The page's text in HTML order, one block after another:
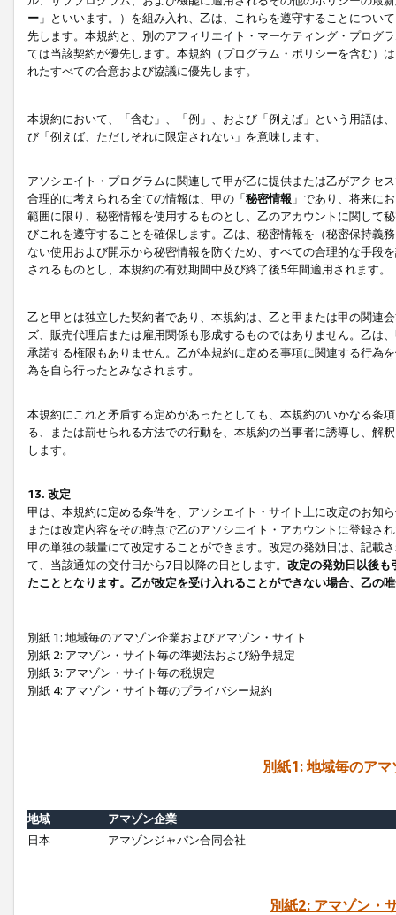
ー 」といいます。）を組み入れ、乙は、これらを遵守することにつ
先します。本規約と、別のアフィリエイト・マーケティング・プログ
ては当該契約が優先します。本規約（プログラム・ポリシーを含む）
れたすべての合意および協議に優先します。
本規約において、「含む」、「例」、および「例えば」という用語は
び「例えば、ただしそれに限定されない」を意味します。
アソシエイト・プログラムに関連して甲が乙に提供または乙がアクセ
合理的に考えられる全ての情報は、甲の「秘密情報 」であり、将来に
範囲に限り、秘密情報を使用するものとし、乙のアカウントに関して
びこれを遵守することを確保します。乙は、秘密情報を（秘密保持義
ない使用および開示から秘密情報を防ぐため、すべての合理的な手段
されるものとし、本規約の有効期間中及び終了後5年間適用されます。
乙と甲とは独立した契約者であり、本規約は、乙と甲または甲の関連
ズ、販売代理店または雇用関係も形成するものではありません。乙は
承諾する権限もありません。乙が本規約に定める事項に関連する行為
為を自ら行ったとみなされます。
本規約にこれと矛盾する定めがあったとしても、本規約のいかなる条
る、または罰せられる方法での行動を、本規約の当事者に誘導し、解
します。
13. 改定
甲は、本規約に定める条件を、アソシエイト・サイト上に改定のお知
または改定内容をその時点で乙のアソシエイト・アカウントに登録さ
甲の単独の裁量にて改定することができます。改定の発効日は、記載
て、当該通知の交付日から7日以降の日とします。 改定の発効日以後も
たこととなります。乙が改定を受け入れることができない場合、乙の
別紙 1: 地域毎のアマゾン企業およびアマゾン・サイト
別紙 2: アマゾン・サイト毎の準拠法および紛争規定
別紙 3: アマゾン・サイト毎の税規定
別紙 4: アマゾン・サイト毎のプライバシー規約
別紙1: 地域毎のア
地域
アマゾン企業
日本
アマゾンジャパン合同会社
別紙2: アマゾン・